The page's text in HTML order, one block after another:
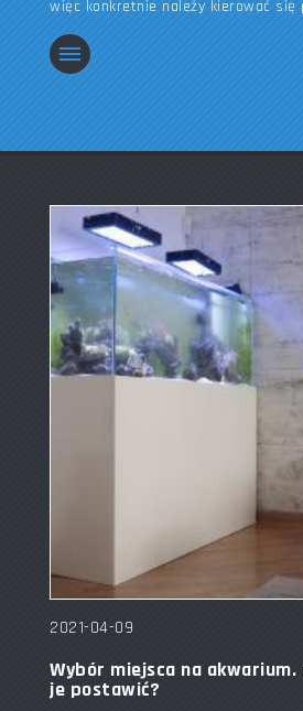
więc konkretnie należy kierować się
2021-04-09
Wybór miejsca na
je postawić?